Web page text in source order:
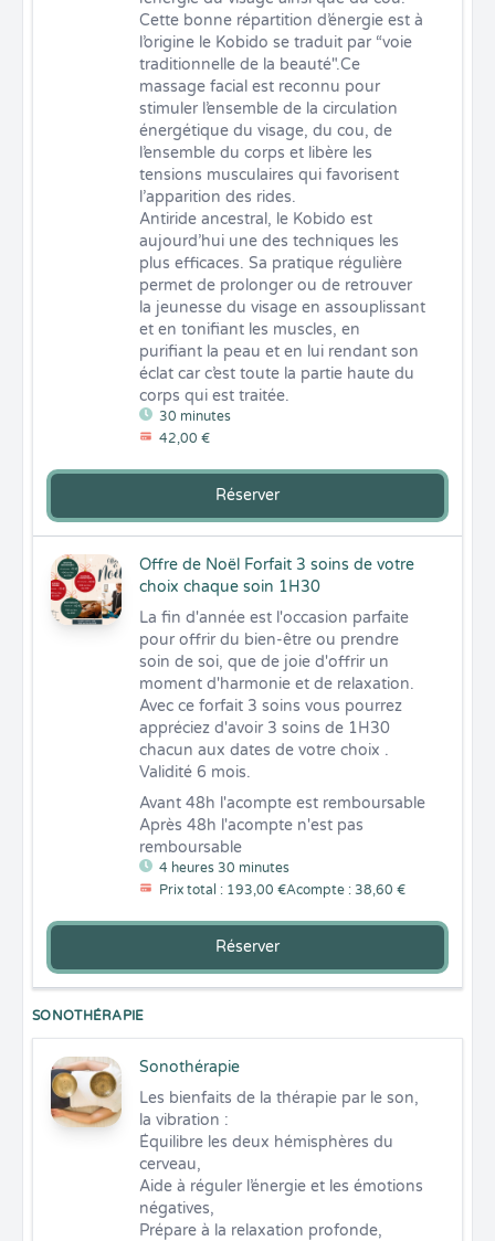
30 minutes
42,00 €
Cette bonne répartition d’énergie est à
l’origine le Kobido se traduit par “voie
traditionnelle de la beauté".Ce
massage facial est reconnu pour
stimuler l’ensemble de la circulation
énergétique du visage, du cou, de
l’ensemble du corps et libère les
tensions musculaires qui favorisent
l’apparition des rides.
Antiride ancestral, le Kobido est
aujourd’hui une des techniques les
plus efficaces. Sa pratique régulière
permet de prolonger ou de retrouver
la jeunesse du visage en assouplissant
et en tonifiant les muscles, en
purifiant la peau et en lui rendant son
éclat car c’est toute la partie haute du
corps qui est traitée.
Réserver
Offre de Noël Forfait 3 soins de votre
choix chaque soin 1H30
4 heures 30 minutes
Prix total : 193,00 €Acompte : 38,60 €
Avant 48h l'acompte est remboursable
Après 48h l'acompte n'est pas
remboursable
La fin d'année est l'occasion parfaite
pour offrir du bien-être ou prendre
soin de soi, que de joie d'offrir un
moment d'harmonie et de relaxation.
Avec ce forfait 3 soins vous pourrez
appréciez d'avoir 3 soins de 1H30
chacun aux dates de votre choix .
Validité 6 mois.
Réserver
SONOTHÉRAPIE
Sonothérapie
Les bienfaits de la thérapie par le son,
la vibration :
Équilibre les deux hémisphères du
cerveau,
Aide à réguler l’énergie et les émotions
négatives,
Prépare à la relaxation profonde,